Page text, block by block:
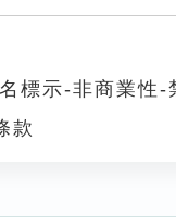
標示-非商業性-
款